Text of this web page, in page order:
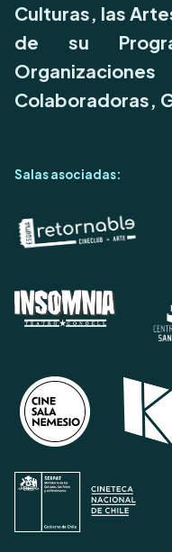
Culturas, las
de su
Colaboradoras,
Salas asociadas: